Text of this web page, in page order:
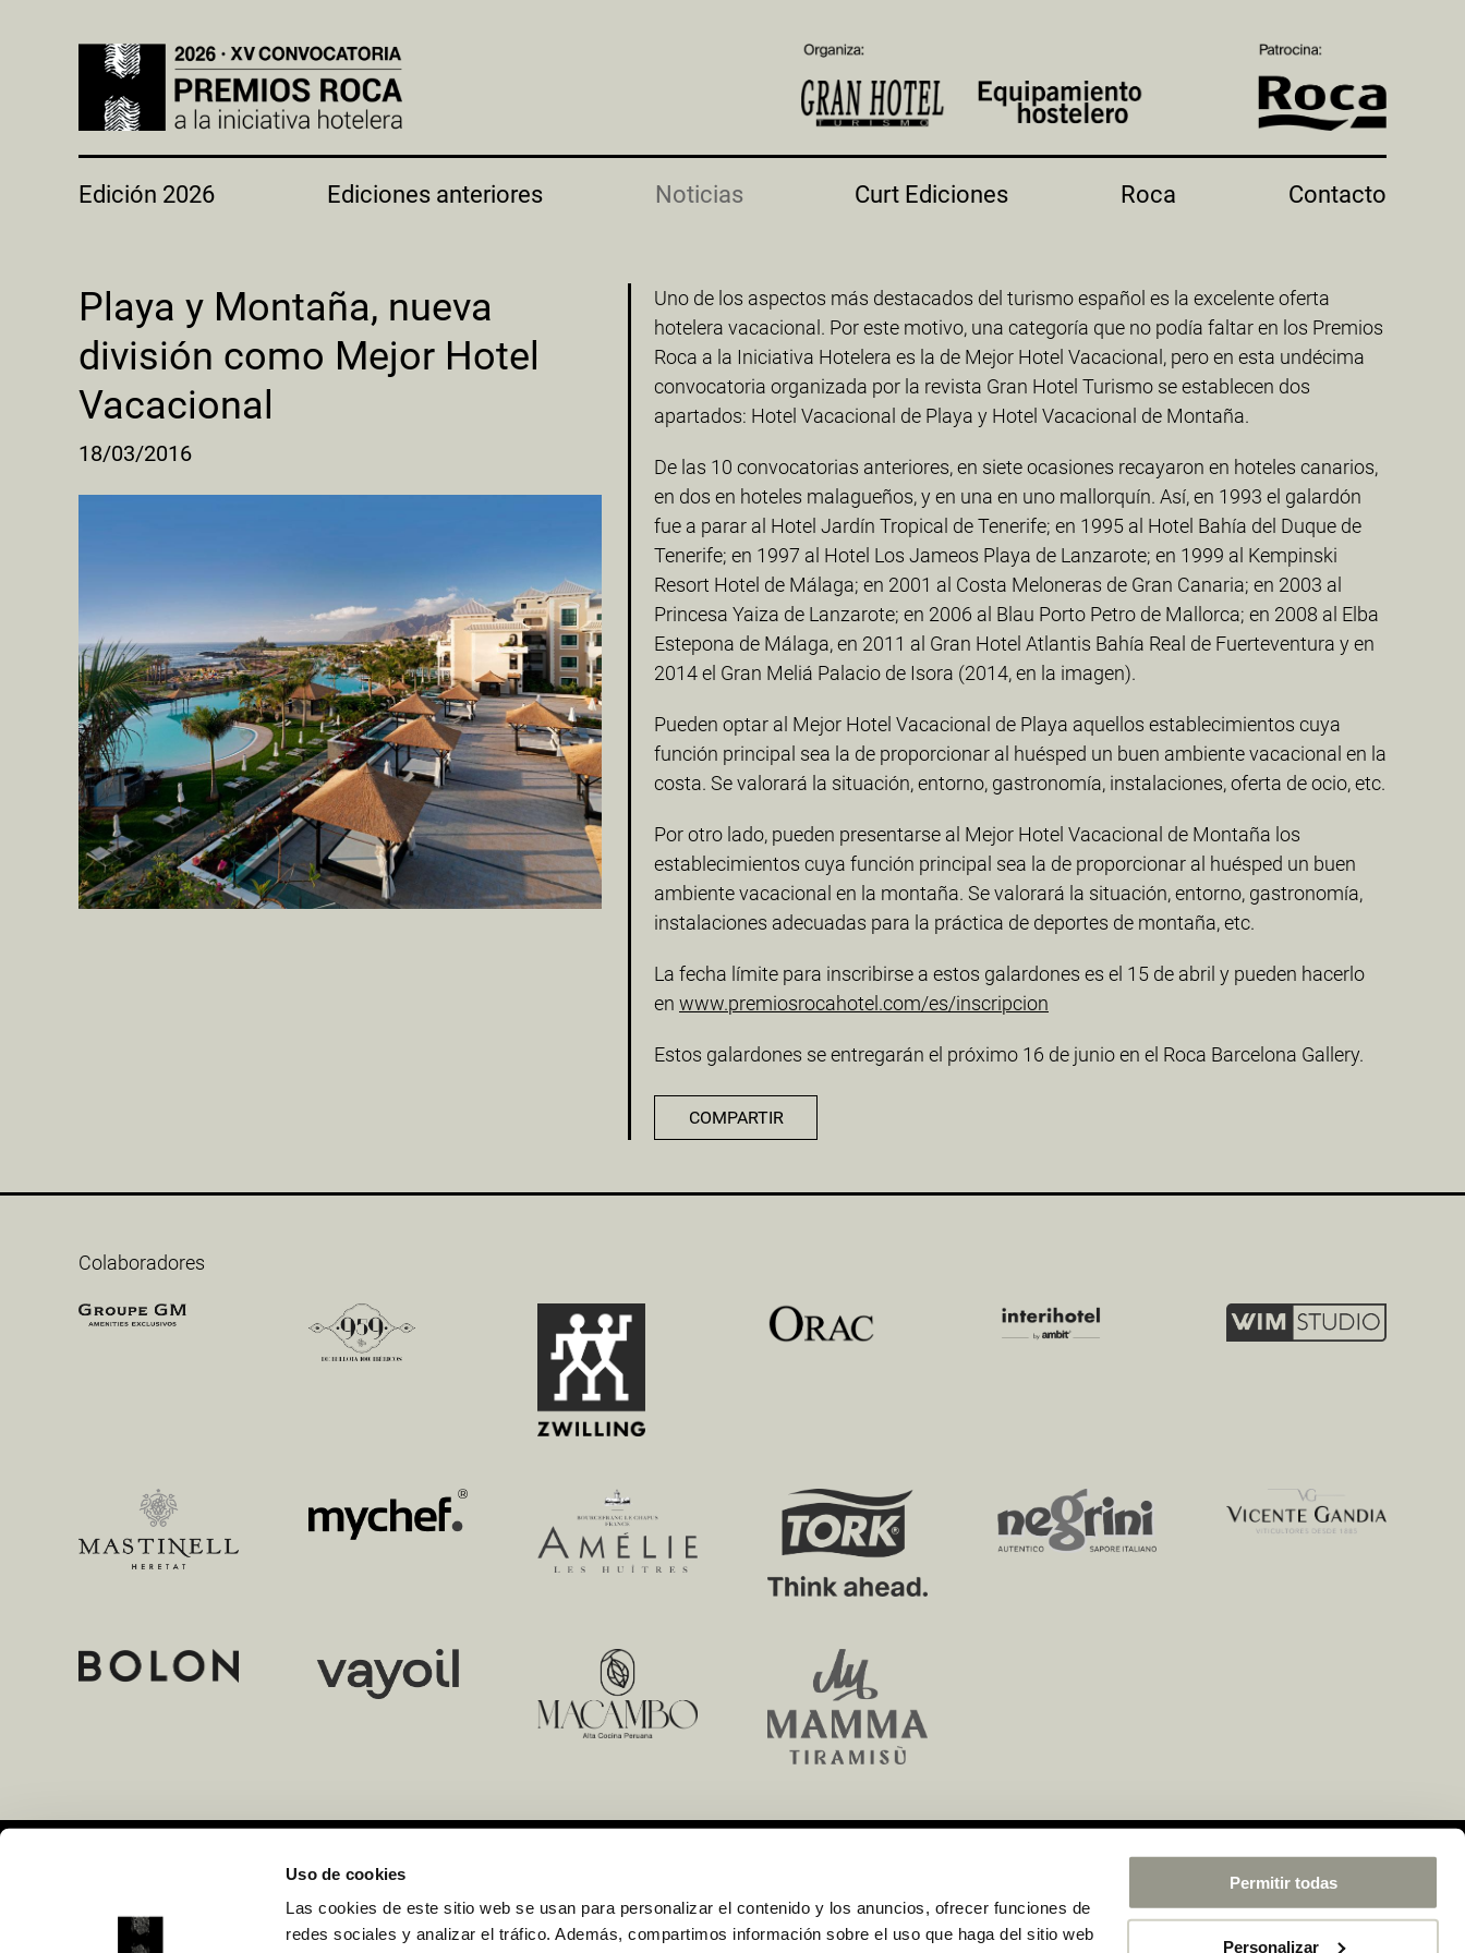
Uso de cookies
Las cookies de este sitio web se usan para personalizar el contenido y los anuncios, ofrecer funciones de
redes sociales y analizar el tráfico. Además, compartimos información sobre el uso que haga del sitio web
Permitir todas
Personalizar
Edición 2026 Ediciones anteriores Noticias Curt Ediciones Roca Contacto
Playa y Montaña, nueva
división como Mejor Hotel
Vacacional
18/03/2016
Uno de los aspectos más destacados del turismo español es la excelente oferta
hotelera vacacional. Por este motivo, una categoría que no podía faltar en los Premios
Roca a la Iniciativa Hotelera es la de Mejor Hotel Vacacional, pero en esta undécima
convocatoria organizada por la revista Gran Hotel Turismo se establecen dos
apartados: Hotel Vacacional de Playa y Hotel Vacacional de Montaña.
De las 10 convocatorias anteriores, en siete ocasiones recayaron en hoteles canarios,
en dos en hoteles malagueños, y en una en uno mallorquín. Así, en 1993 el galardón
fue a parar al Hotel Jardín Tropical de Tenerife; en 1995 al Hotel Bahía del Duque de
Tenerife; en 1997 al Hotel Los Jameos Playa de Lanzarote; en 1999 al Kempinski
Resort Hotel de Málaga; en 2001 al Costa Meloneras de Gran Canaria; en 2003 al
Princesa Yaiza de Lanzarote; en 2006 al Blau Porto Petro de Mallorca; en 2008 al Elba
Estepona de Málaga, en 2011 al Gran Hotel Atlantis Bahía Real de Fuerteventura y en
2014 el Gran Meliá Palacio de Isora (2014, en la imagen).
Pueden optar al Mejor Hotel Vacacional de Playa aquellos establecimientos cuya
función principal sea la de proporcionar al huésped un buen ambiente vacacional en la
costa. Se valorará la situación, entorno, gastronomía, instalaciones, oferta de ocio, etc.
Por otro lado, pueden presentarse al Mejor Hotel Vacacional de Montaña los
establecimientos cuya función principal sea la de proporcionar al huésped un buen
ambiente vacacional en la montaña. Se valorará la situación, entorno, gastronomía,
instalaciones adecuadas para la práctica de deportes de montaña, etc.
La fecha límite para inscribirse a estos galardones es el 15 de abril y pueden hacerlo
en www.premiosrocahotel.com/es/inscripcion
Estos galardones se entregarán el próximo 16 de junio en el Roca Barcelona Gallery.
COMPARTIR
Colaboradores
Curt Ediciones, S.A